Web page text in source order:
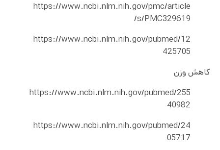
https://www.ncbi.nlm.nih.gov/pmc/article
s/PMC329619/
https://www.ncbi.nlm.nih.gov/pubmed/12
425705
کاهش وزن
https://www.ncbi.nlm.nih.gov/pubmed/255
40982
https://www.ncbi.nlm.nih.gov/pubmed/24
05717